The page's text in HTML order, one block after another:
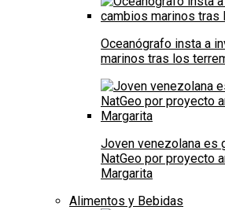
Oceanógrafo insta a
marinos tras los
Joven venezolana es
NatGeo por proyecto
Margarita
Alimentos y Bebidas